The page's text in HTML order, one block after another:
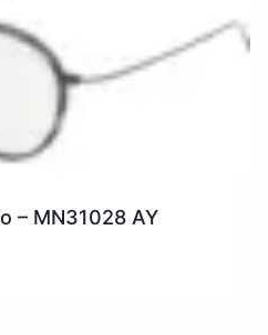
– MN31028 AY